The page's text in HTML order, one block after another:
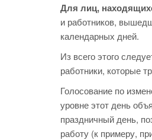
Для лиц,
и работников,
календарных дней.
Из всего этого
работники, которые
Голосование по
уровне этот день
праздничный день,
работу (к примеру,